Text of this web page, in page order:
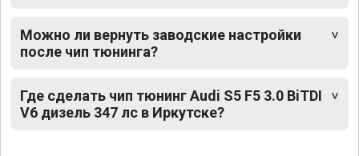
Можно ли вернуть заводские настройки
после чип тюнинга?
Где сделать чип тюнинг Audi S5 F5 3.0 BiTDI
V6 дизель 347 лс в Иркутске?